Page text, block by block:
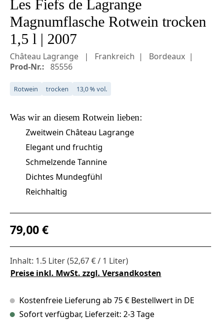
Les Fiefs de Lagrange
Magnumflasche Rotwein trocken
1,5 l | 2007
Château Lagrange Frankreich
Bordeaux
Prod-Nr.: 85556
Rotwein trocken 13,0 % vol.
Was wir an diesem Rotwein lieben:
Zweitwein Château Lagrange
Elegant und fruchtig
Schmelzende Tannine
Dichtes Mundegfühl
Reichhaltig
Regulärer Preis:
79,00 €
Inhalt: 1.5 Liter(52,67 € / 1 Liter)
Preise inkl. MwSt. zzgl. Versandkosten
Kostenfreie Lieferung ab 75 € Bestellwert in DE
Sofort verfügbar, Lieferzeit: 2-3 Tage